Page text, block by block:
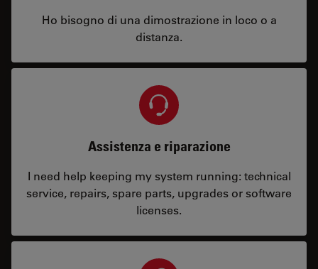
Ho bisogno di una dimostrazione in loco o a
distanza.
Assistenza e riparazione
I need help keeping my system running: technical
service, repairs, spare parts, upgrades or software
licenses.